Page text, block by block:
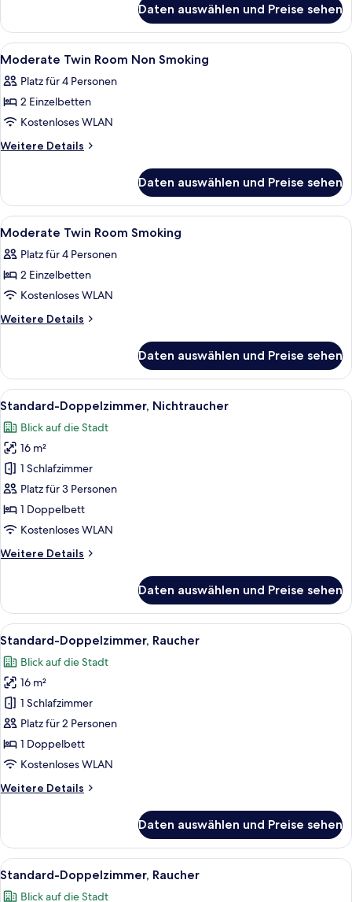
anzeigen
Queen
Room
Non
Daten auswählen und Preise sehen
Alle
Fotos
für
Moderate
Twin
Room
anzeigen
Zimmersafe, Schreibtisch,
6
Moderate Twin Room Non Smoking
Platz für 4 Personen
2 Einzelbetten
Kostenloses WLAN
Weitere Details
Weitere
Twin
Room
Non
Daten auswählen und Preise sehen
Alle
Fotos
für
Moderate
Twin
Room
Zimmersafe, Schreibtisch,
6
Moderate Twin Room Smoking
Platz für 4 Personen
2 Einzelbetten
Kostenloses WLAN
Weitere Details
Weitere
Twin
Room
Smoking
Daten auswählen und Preise sehen
Alle
Fotos
für
Standard-
Doppelzimmer,
Nichtraucher
anzeigen
Ein Hotelzimmer mit Bett,
5
Standard-Doppelzimmer, Nichtraucher
Blick auf die Stadt
16 m²
1 Schlafzimmer
Platz für 3 Personen
1 Doppelbett
Kostenloses WLAN
Weitere Details
Weitere
Doppelzimmer,
Nichtraucher
Daten auswählen und Preise sehen
Alle
Fotos
für
Standard-
Doppelzimmer,
Raucher
anzeigen
Ein Hotelzimmer mit Bett,
5
Standard-Doppelzimmer, Raucher
Blick auf die Stadt
16 m²
1 Schlafzimmer
Platz für 2 Personen
1 Doppelbett
Kostenloses WLAN
Weitere Details
Weitere
Doppelzimmer,
Raucher
Daten auswählen und Preise sehen
Alle
Fotos
Ein Hotelzimmer mit einem Bett,
4
Standard-Doppelzimmer, Raucher
Blick auf die Stadt